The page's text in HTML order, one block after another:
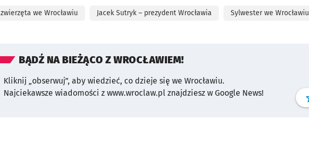
zwierzęta we Wrocławiu Jacek Sutryk – prezydent Wrocławia Sylwester we Wrocławiu
BĄDŹ NA BIEŻĄCO Z WROCŁAWIEM!
Kliknij „obserwuj”, aby wiedzieć, co dzieje się we Wrocławiu.
Najciekawsze wiadomości z www.wroclaw.pl znajdziesz w Google News!